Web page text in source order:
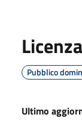
Pubblico
Ultimo